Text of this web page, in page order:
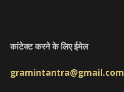
कांटेक्ट करने के लिए ईमेल
gramintantra@gmail.com